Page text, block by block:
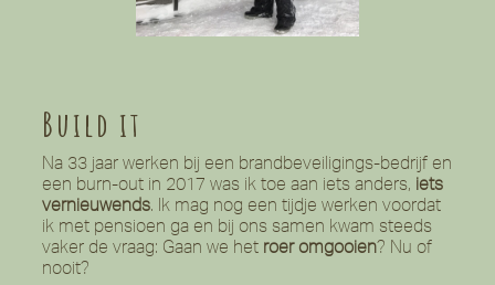
Build it
Na 33 jaar werken bij een brandbeveiligings-bedrijf en
een burn-out in 2017 was ik toe aan iets anders, iets
vernieuwends. Ik mag nog een tijdje werken voordat
ik met pensioen ga en bij ons samen kwam steeds
vaker de vraag: Gaan we het roer omgooien? Nu of
nooit?